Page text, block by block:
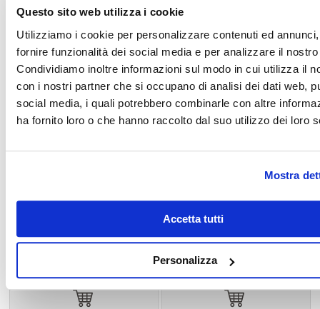
Questo sito web utilizza i cookie
Utilizziamo i cookie per personalizzare contenuti ed
fornire funzionalità dei social media e per analizzare il
Condividiamo inoltre informazioni sul modo in cui utilizza il
con i nostri partner che si occupano di analisi dei dati web,
social media, i quali potrebbero combinarle con altre
ha fornito loro o che hanno raccolto dal suo utilizzo dei loro
Mostra
Accetta tutti
Personalizza
dessert (6 bottiglie)